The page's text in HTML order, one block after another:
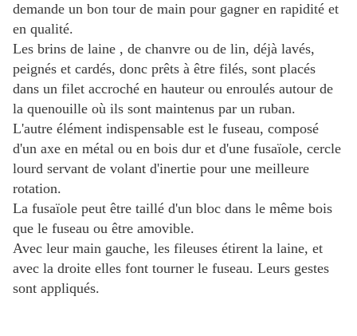
demande un bon tour de main pour gagner en rapidité et
en qualité.
Les brins de laine , de chanvre ou de lin, déjà lavés,
peignés et cardés, donc prêts à être filés, sont placés
dans un filet accroché en hauteur ou enroulés autour de
la quenouille où ils sont maintenus par un ruban.
L'autre élément indispensable est le fuseau, composé
d'un axe en métal ou en bois dur et d'une fusaïole, cercle
lourd servant de volant d'inertie pour une meilleure
rotation.
La fusaïole peut être taillé d'un bloc dans le même bois
que le fuseau ou être amovible.
Avec leur main gauche, les fileuses étirent la laine, et
avec la droite elles font tourner le fuseau. Leurs gestes
sont appliqués.